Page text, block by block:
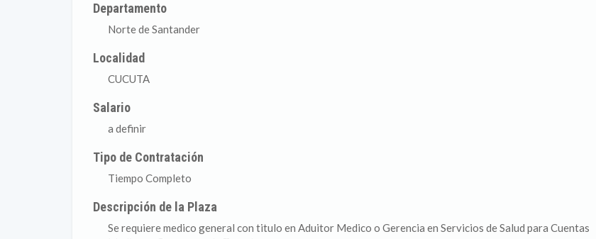
Departamento
Norte de Santander
Localidad
CUCUTA
Salario
a definir
Tipo de Contratación
Tiempo Completo
Descripción de la Plaza
Se requiere medico general con titulo en Aduitor Medico o Gerencia en Servicios de Salud para Cuentas